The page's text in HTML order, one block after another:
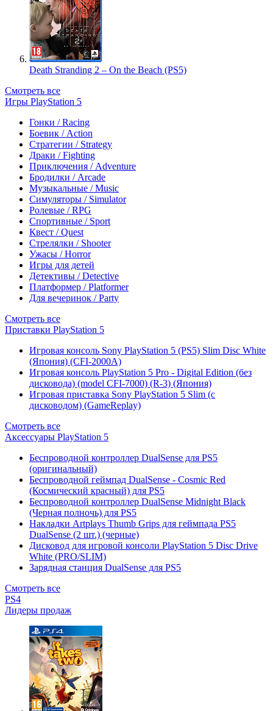
Death Stranding 2 – On the Beach (PS5)
Смотреть все
Игры PlayStation 5
Гонки / Racing
Боевик / Action
Стратегии / Strategy
Драки / Fighting
Приключения / Adventure
Бродилки / Arcade
Музыкальные / Music
Симуляторы / Simulator
Ролевые / RPG
Спортивные / Sport
Квест / Quest
Стрелялки / Shooter
Ужасы / Horror
Игры для детей
Детективы / Detective
Платформер / Platformer
Для вечеринок / Party
Смотреть все
Приставки PlayStation 5
Игровая консоль Sony PlayStation 5 (PS5) Slim Disc White
(Япония) (CFI-2000A)
Игровая консоль PlayStation 5 Pro - Digital Edition (без
дисковода) (model CFI-7000) (R-3) (Япония)
Игровая приставка Sony PlayStation 5 Slim (с
дисководом) (GameReplay)
Смотреть все
Аксессуары PlayStation 5
Беспроводной контроллер DualSense для PS5
(оригинальный)
Беспроводной геймпад DualSense - Cosmic Red
(Космический красный) для PS5
Беспроводной контроллер DualSense Midnight Black
(Черная полночь) для PS5
Накладки Artplays Thumb Grips для геймпада PS5
DualSense (2 шт.) (черные)
Дисковод для игровой консоли PlayStation 5 Disc Drive
White (PRO/SLIM)
Зарядная станция DualSense для PS5
Смотреть все
PS4
Лидеры продаж